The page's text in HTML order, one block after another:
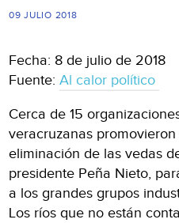
09 JULIO 2018
Fecha: 8 de julio de 2018
Fuente:Al calor político
Cerca de 15
veracruzanas
eliminación de las vedas
presidente Peña Nieto,
a los grandes grupos
Los ríos que no están